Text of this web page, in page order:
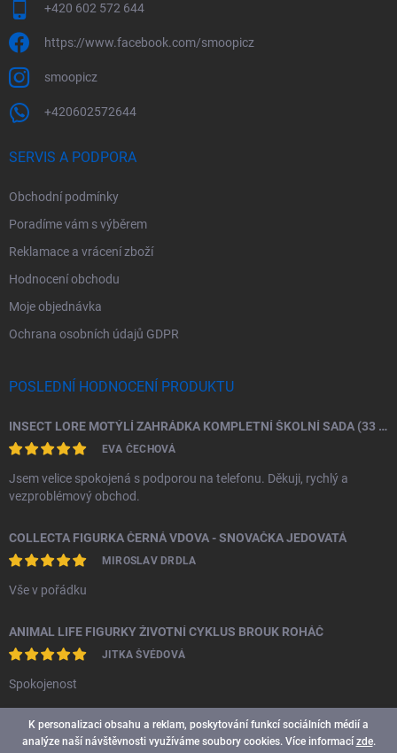
K personalizaci obsahu a reklam, poskytování funkcí sociálních médií a
analýze naší návštěvnosti využíváme soubory cookies. Více informacízde.
+420 602 572 644
https://www.facebook.com/smoopicz
smoopicz
+420602572644
SERVIS A PODPORA
Obchodní podmínky
Poradíme vám s výběrem
Reklamace a vrácení zboží
Hodnocení obchodu
Moje objednávka
Ochrana osobních údajů GDPR
POSLEDNÍ HODNOCENÍ PRODUKTU
INSECT LORE MOTÝLÍ ZAHRÁDKA KOMPLETNÍ ŠKOLNÍ SADA (33 HOUSENEK)
EVA ČECHOVÁ
Jsem velice spokojená s podporou na telefonu. Děkuji, rychlý a
vezproblémový obchod.
COLLECTA FIGURKA ČERNÁ VDOVA - SNOVAČKA JEDOVATÁ
MIROSLAV DRDLA
Vše v pořádku
ANIMAL LIFE FIGURKY ŽIVOTNÍ CYKLUS BROUK ROHÁČ
JITKA ŠVÉDOVÁ
Spokojenost